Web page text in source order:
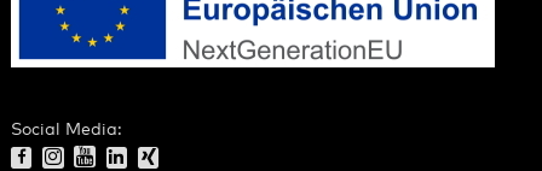
Social Media: